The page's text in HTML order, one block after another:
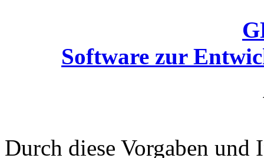
Software zur
Durch diese Vorgaben und